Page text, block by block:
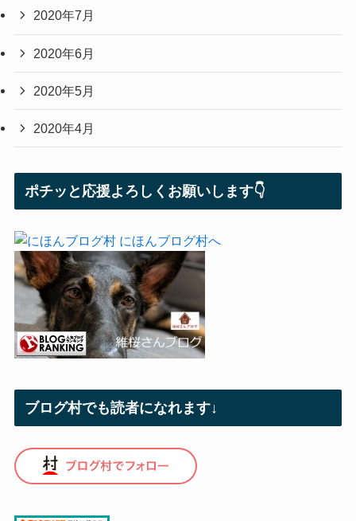
2020年7月
2020年6月
2020年5月
2020年4月
ポチッと応援よろしくお願いします👇
ブログ村でも読者になれます↓